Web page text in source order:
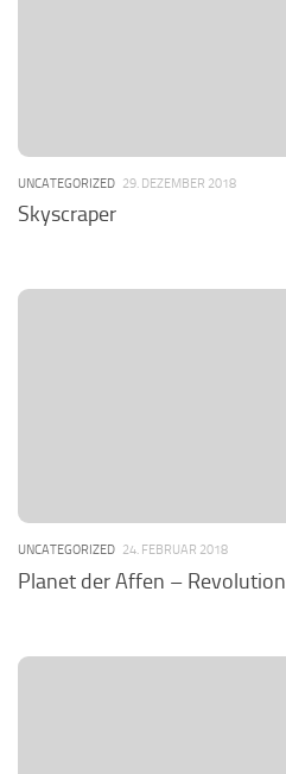
UNCATEGORIZED 29. DEZEMBER 2018
Skyscraper
UNCATEGORIZED 24. FEBRUAR 2018
Planet der Affen – Revolution